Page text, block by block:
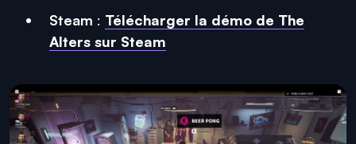
Steam : Télécharger la démo de The
Alters sur Steam